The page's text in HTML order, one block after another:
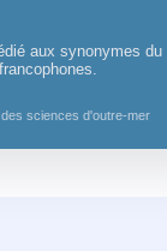
aux synonymes du
sciences d'outre-mer